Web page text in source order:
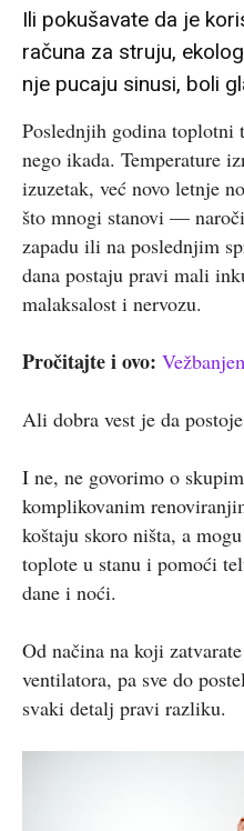
Ili pokušavate da je
računa za struju,
nje pucaju sinusi, boli
Poslednjih godina toplotni
nego ikada. Temperature
izuzetak, već novo letnje
što mnogi stanovi —
zapadu ili na poslednjim
dana postaju pravi mali
malaksalost i nervozu.
Pročitajte i ovo:
Ali dobra vest je da
I ne, ne govorimo o
komplikovanim
koštaju skoro ništa, a
toplote u stanu i pomoći
dane i noći.
Od načina na koji
ventilatora, pa sve do
svaki detalj pravi razliku.